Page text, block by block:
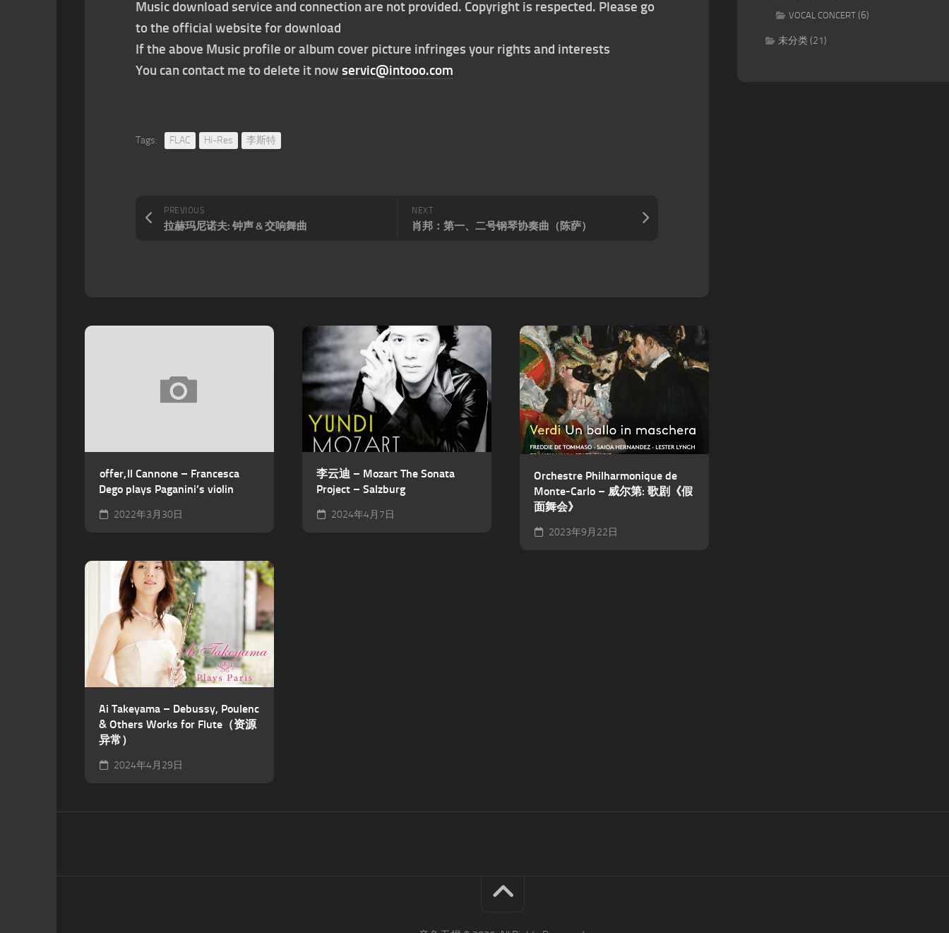
Music download service and connection are not provided. Copyright is respected. Please go
to the official website for download
If the above Music profile or album cover picture infringes your rights and interests
You can contact me to delete it now servic@intooo.com
Tags: FLAC Hi-Res 李斯特
NEXT
肖邦：第一、二号钢琴协奏曲（陈萨）
PREVIOUS
拉赫玛尼诺夫: 钟声 & 交响舞曲
offer, Il Cannone – Francesca
Dego plays Paganini’s violin
2022年3月30日
李云迪 – Mozart The Sonata
Project – Salzburg
2024年4月7日
Orchestre Philharmonique de
Monte-Carlo – 威尔第: 歌剧《假
面舞会》
2023年9月22日
Ai Takeyama – Debussy, Poulenc
& Others Works for Flute（资源
异常）
2024年4月29日
VOCAL CONCERT (6)
未分类(21)